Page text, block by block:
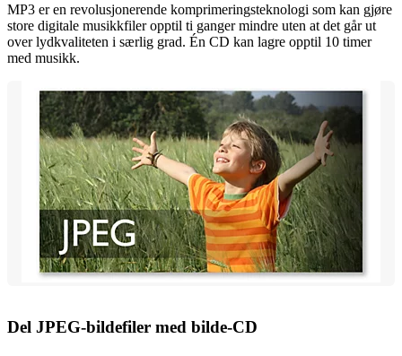
MP3 er en revolusjonerende komprimeringsteknologi som kan gjøre
store digitale musikkfiler opptil ti ganger mindre uten at det går ut
over lydkvaliteten i særlig grad. Én CD kan lagre opptil 10 timer
med musikk.
Del JPEG-bildefiler med bilde-CD